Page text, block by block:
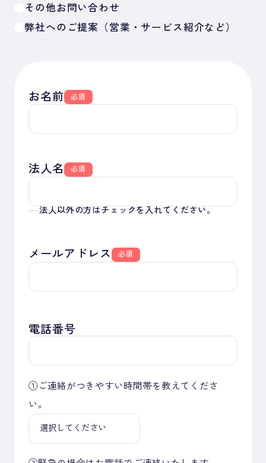
お名前 必須
法人名 必須
法人以外の方はチェックを入れてください。
メールアドレス 必須
電話番号
①ご連絡がつきやすい時間帯を教えてくださ
い。
その他お問い合わせ
弊社へのご提案（営業・サービス紹介など）